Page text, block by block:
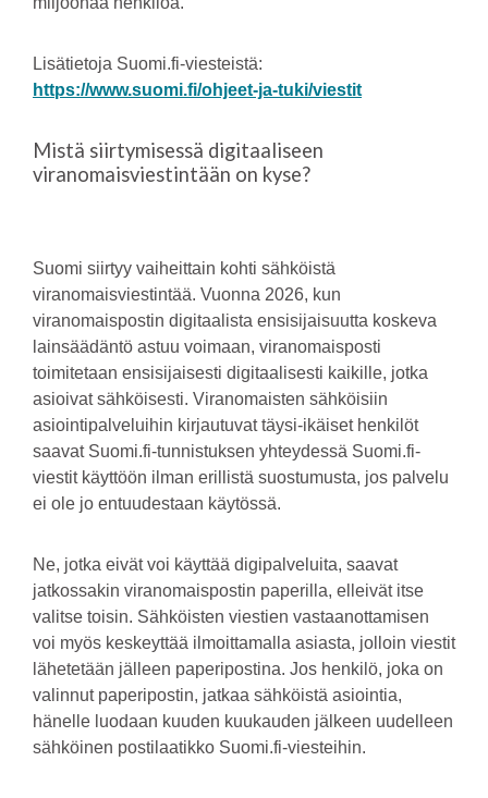
Lisätietoja Suomi.fi-viesteistä:
https://www.suomi.fi/ohjeet-ja-tuki/viestit
Mistä siirtymisessä digitaaliseen
viranomaisviestintään on kyse?
Suomi siirtyy vaiheittain kohti sähköistä
viranomaisviestintää. Vuonna 2026, kun
viranomaispostin digitaalista ensisijaisuutta koskeva
lainsäädäntö astuu voimaan, viranomaisposti
toimitetaan ensisijaisesti digitaalisesti kaikille, jotka
asioivat sähköisesti. Viranomaisten sähköisiin
asiointipalveluihin kirjautuvat täysi-ikäiset henkilöt
saavat Suomi.fi-tunnistuksen yhteydessä Suomi.fi-
viestit käyttöön ilman erillistä suostumusta, jos palvelu
ei ole jo entuudestaan käytössä.
Ne, jotka eivät voi käyttää digipalveluita, saavat
jatkossakin viranomaispostin paperilla, elleivät itse
valitse toisin. Sähköisten viestien vastaanottamisen
voi myös keskeyttää ilmoittamalla asiasta, jolloin viestit
lähetetään jälleen paperipostina. Jos henkilö, joka on
valinnut paperipostin, jatkaa sähköistä asiointia,
hänelle luodaan kuuden kuukauden jälkeen uudelleen
sähköinen postilaatikko Suomi.fi-viesteihin.